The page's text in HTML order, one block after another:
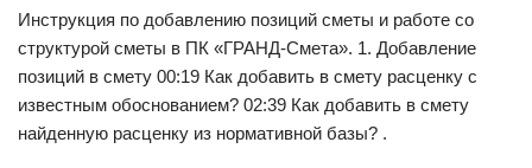
Инструкция по добавлению позиций сметы и работе со
структурой сметы в ПК «ГРАНД-Смета». 1. Добавление
позиций в смету 00:19 Как добавить в смету расценку с
известным обоснованием? 02:39 Как добавить в смету
найденную расценку из нормативной базы? .